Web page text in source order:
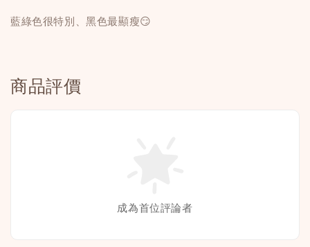
藍綠色很特別、黑色最顯瘦😏
商品評價
成為首位評論者